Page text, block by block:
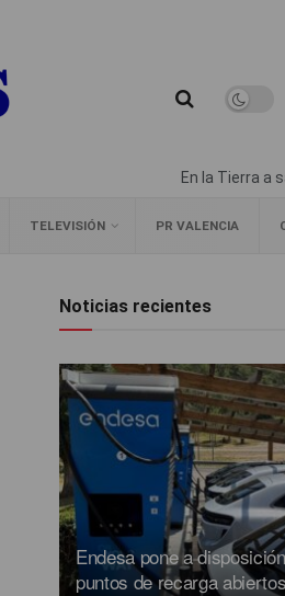
En la Tierra a
TELEVISIÓN PR VALENCIA
Noticias recientes
Endesa pone a
puntos de recarga